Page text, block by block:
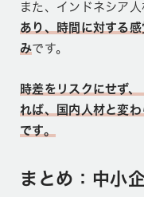
また、インドネシア人
あり、時間に対する
みです。
時差をリスクにせず
れば、国内人材と変
です。
まとめ：中小